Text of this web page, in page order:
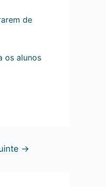
de
os alunos
→